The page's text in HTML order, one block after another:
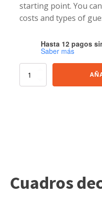
starting point. You
costs and types of
Hasta 12 pagos
Saber más
Visit
Cuadros